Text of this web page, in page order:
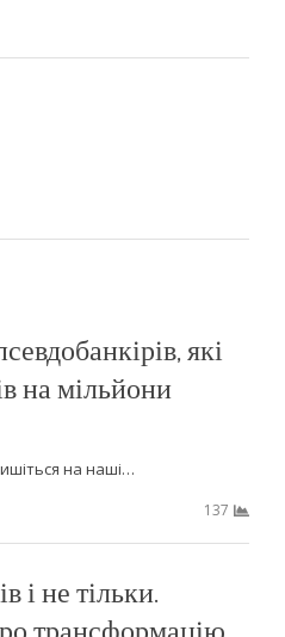
які
на мільйони
на наші…
137
і не тільки.
трансформацію